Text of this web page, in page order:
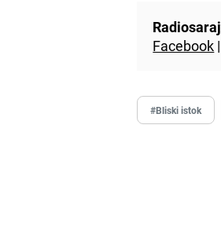
Facebook |
#Bliski istok